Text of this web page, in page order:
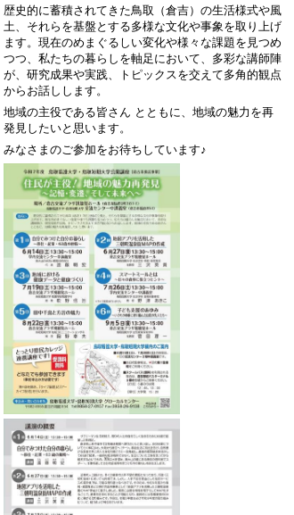
歴史的に蓄積されてきた鳥取（倉吉）の生活様式や風
土、それらを基盤とする多様な文化や事象を取り上げ
ます。現在のめまぐるしい変化や様々な課題を見つめ
つつ、私たちの暮らしを軸足において、多彩な講師陣
が、研究成果や実践、トピックスを交えて多角的観点
からお話しします。
地域の主役である皆さん とともに、地域の魅力を再
発見したいと思います。
みなさまのご参加をお待ちしています♪